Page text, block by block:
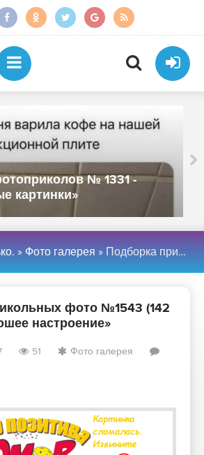
№ 1331 -
картинки»
» Фото галерея » Подборка прикольных фото №1543 (142 фото) - «Хорошее настроение»
фото №1543 (142
настроение»
51
Фото галерея